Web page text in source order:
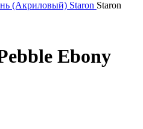
(Акриловый) Staron Staron
Ebony